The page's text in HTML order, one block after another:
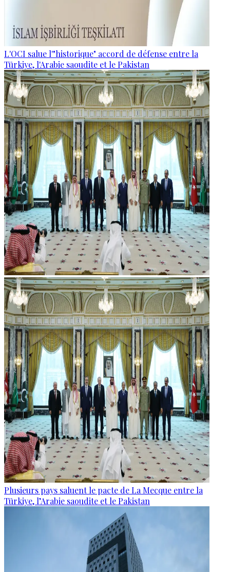
L'OCI salue l'"historique" accord de défense entre la
Türkiye, l'Arabie saoudite et le Pakistan
Plusieurs pays saluent le pacte de La Mecque entre la
Türkiye, l’Arabie saoudite et le Pakistan